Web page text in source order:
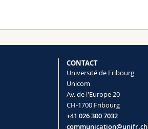
CONTACT
Université de Fribourg
Unicom
Av. de l'Europe 20
CH-1700 Fribourg
+41 026 300 7032
communication@unifr.ch